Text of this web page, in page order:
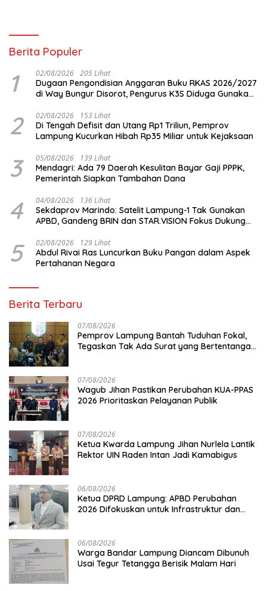
Berita Populer
1 02/08/2026 205 Lihat
Dugaan Pengondisian Anggaran Buku RKAS 2026/2027
di Way Bungur Disorot, Pengurus K3S Diduga Gunakan
2 02/08/2026 153 Lihat
Di Tengah Defisit dan Utang Rp1 Triliun, Pemprov
Lampung Kucurkan Hibah Rp35 Miliar untuk Kejaksaan
3 05/08/2026 139 Lihat
Mendagri: Ada 79 Daerah Kesulitan Bayar Gaji PPPK,
Pemerintah Siapkan Tambahan Dana
4 04/08/2026 136 Lihat
Sekdaprov Marindo: Satelit Lampung-1 Tak Gunakan
APBD, Gandeng BRIN dan STAR.VISION Fokus Dukung
5 02/08/2026 129 Lihat
Abdul Rivai Ras Luncurkan Buku Pangan dalam Aspek
Pertahanan Negara
Berita Terbaru
07/08/2026
Pemprov Lampung Bantah Tuduhan Fokal,
Tegaskan Tak Ada Surat yang Bertentangan
07/08/2026
Wagub Jihan Pastikan Perubahan KUA-PPAS
2026 Prioritaskan Pelayanan Publik
07/08/2026
Ketua Kwarda Lampung Jihan Nurlela Lantik
Rektor UIN Raden Intan Jadi Kamabigus
06/08/2026
Ketua DPRD Lampung: APBD Perubahan
2026 Difokuskan untuk Infrastruktur dan
06/08/2026
Warga Bandar Lampung Diancam Dibunuh
Usai Tegur Tetangga Berisik Malam Hari